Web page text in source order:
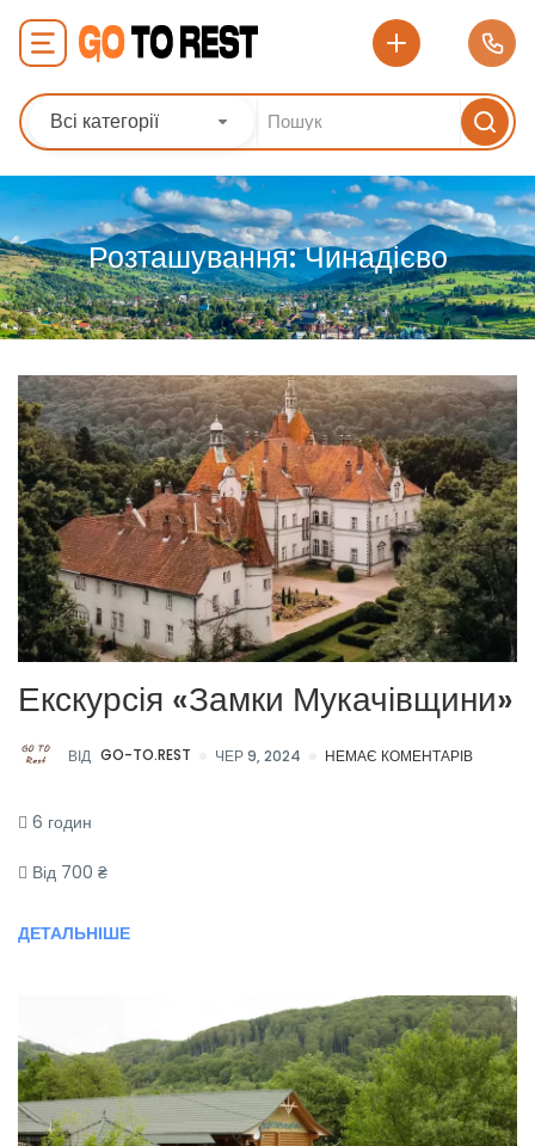
Всі категорії
Розташування:Чинадієво
Екскурсія «Замки Мукачівщини»
ВІД GO-TO.REST ЧЕР 9, 2024 НЕМАЄ КОМЕНТАРІВ
6 годин
Від 700 ₴
ДЕТАЛЬНІШЕ